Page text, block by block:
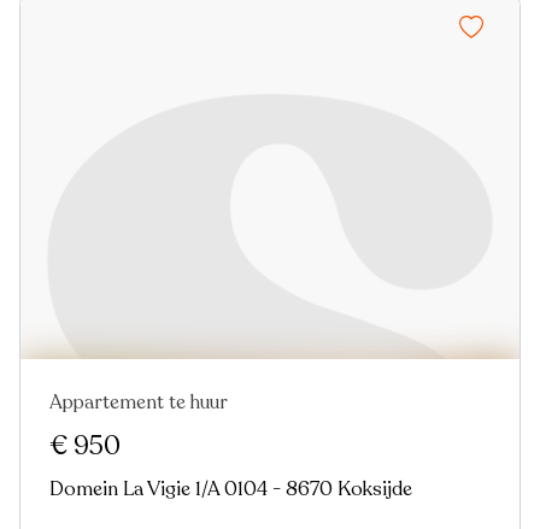
Appartement te huur
€ 950
Domein La Vigie 1/A 0104 - 8670 Koksijde